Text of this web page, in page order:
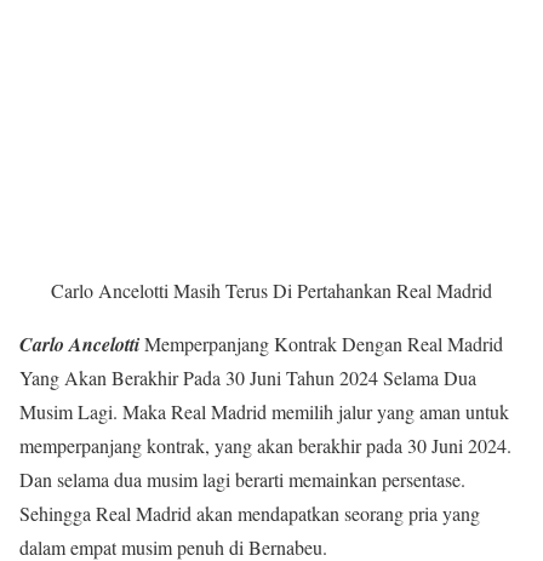
Carlo Ancelotti Masih Terus Di Pertahankan Real Madrid
Carlo AncelottiMemperpanjang Kontrak Dengan Real Madrid
Yang Akan Berakhir Pada 30 Juni Tahun 2024 Selama Dua
Musim Lagi. Maka Real Madrid memilih jalur yang aman untuk
memperpanjang kontrak, yang akan berakhir pada 30 Juni 2024.
Dan selama dua musim lagi berarti memainkan persentase.
Sehingga Real Madrid akan mendapatkan seorang pria yang
dalam empat musim penuh di Bernabeu.